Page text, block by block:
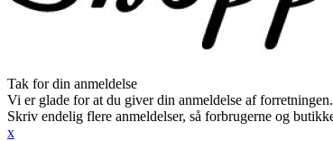
Tak for din anmeldelse
Vi er glade for at du giver din anmeldelse af forretningen.
Skriv endelig flere anmeldelser, så forbrugerne og
x